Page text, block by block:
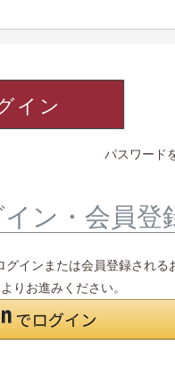
イン
パスワード
ン・会員登
インまたは会員登録される
りお進みください。